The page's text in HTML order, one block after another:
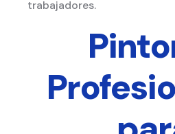
trabajadores.